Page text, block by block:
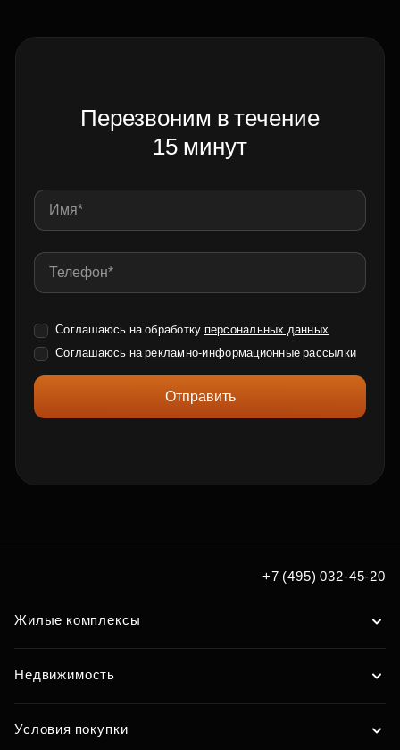
Перезвоним в течение
15 минут
Соглашаюсь на обработку персональных данных
Соглашаюсь нарекламно-информационные рассылки
Отправить
+7 (495) 032-45-20
Жилые комплексы
Недвижимость
Условия покупки